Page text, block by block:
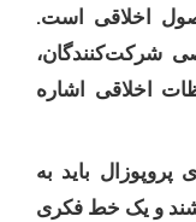
اخلاقی است.
شرکت‌کنندگان،
اخلاقی اشاره
باید به
و یک خط فکری